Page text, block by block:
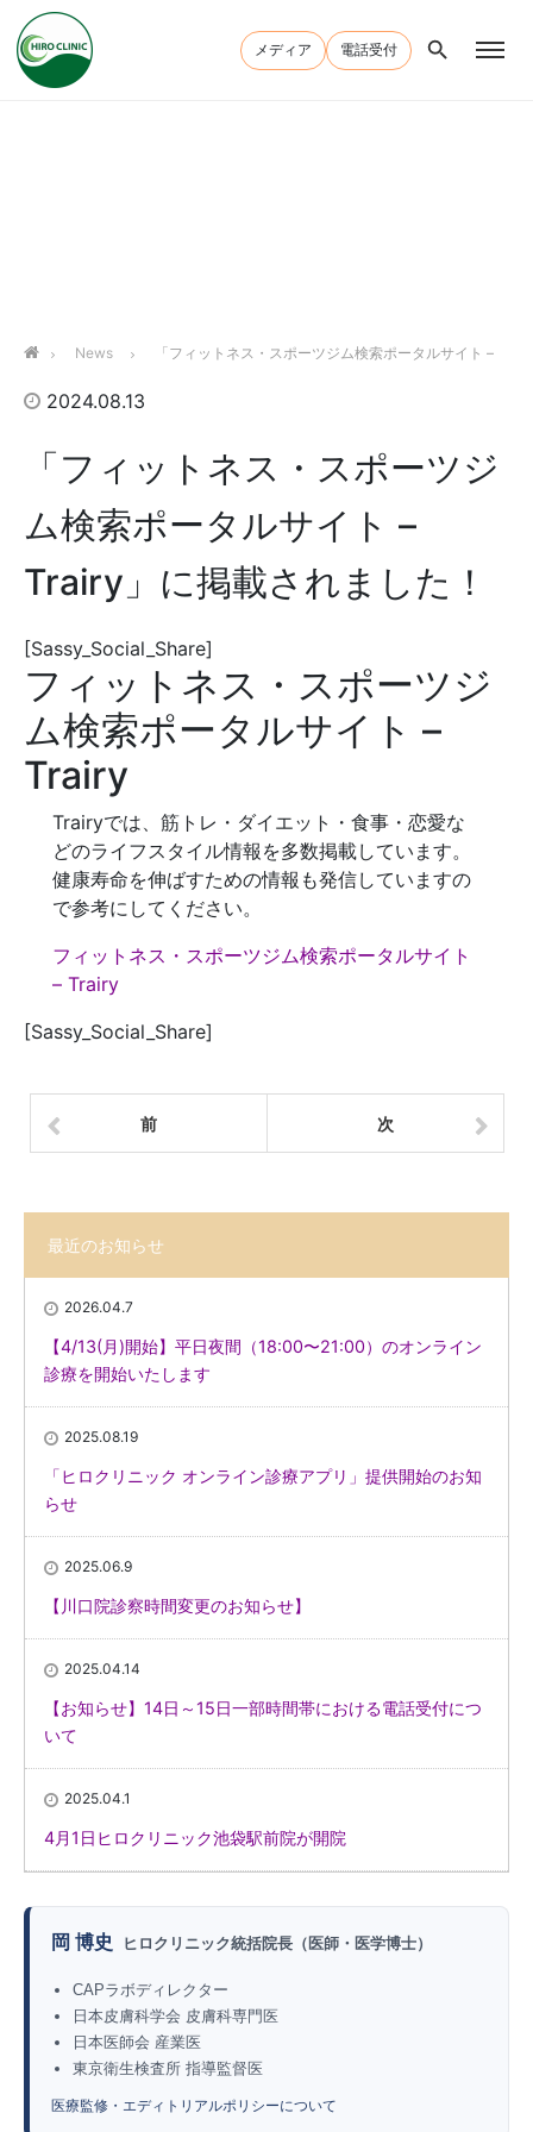
メディア 電話受付
お知らせ
News
「フィットネス・スポーツジム検索ポータルサイト –
2024.08.13
「フィットネス・スポーツジ
ム検索ポータルサイト –
Trairy」に掲載されました！
[Sassy_Social_Share]
フィットネス・スポーツジ
ム検索ポータルサイト –
Trairy
Trairyでは、筋トレ・ダイエット・食事・恋愛な
どのライフスタイル情報を多数掲載しています。
健康寿命を伸ばすための情報も発信していますの
で参考にしてください。
フィットネス・スポーツジム検索ポータルサイト
– Trairy
[Sassy_Social_Share]
前 次
最近のお知らせ
2026.04.7
【4/13(月)開始】平日夜間（18:00〜21:00）のオンライン
診療を開始いたします
2025.08.19
「ヒロクリニック オンライン診療アプリ」提供開始のお知
らせ
2025.06.9
【川口院診察時間変更のお知らせ】
2025.04.14
【お知らせ】14日～15日一部時間帯における電話受付につ
いて
2025.04.1
4月1日ヒロクリニック池袋駅前院が開院
岡 博史 ヒロクリニック統括院長（医師・医学博士）
CAPラボディレクター
日本皮膚科学会 皮膚科専門医
日本医師会 産業医
東京衛生検査所 指導監督医
医療監修・エディトリアルポリシーについて